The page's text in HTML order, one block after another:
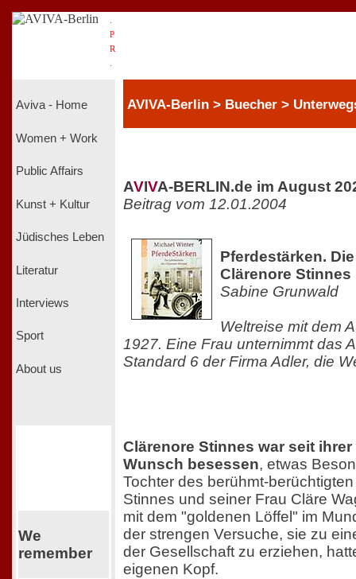
P
R
Aviva - Home
Women + Work
Public Affairs
Kunst + Kultur
Jüdisches Leben
Literatur
Interviews
Sport
About us
We
remember
AVIVA-Berlin > Buecher >
AVIVA-BERLIN.de im August
Beitrag vom 12.01.2004
Pferdestärken.
Clärenore Stinnes
Sabine Grunwald
Weltreise mit dem
1927. Eine Frau unternimmt das
Standard 6 der Firma Adler, die
Clärenore Stinnes war seit
Wunsch besessen, etwas
Tochter des berühmt-
Stinnes und seiner Frau Cläre
mit dem "goldenen Löffel" im
der strengen Versuche, sie zu
der Gesellschaft zu erziehen,
eigenen Kopf.